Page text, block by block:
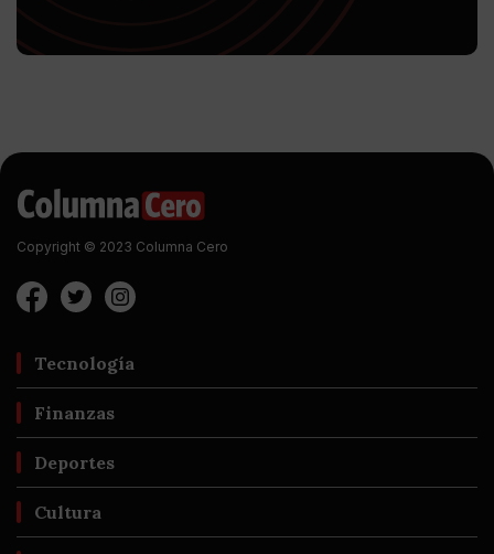
Copyright © 2023 Columna Cero
Tecnología
Finanzas
Deportes
Cultura